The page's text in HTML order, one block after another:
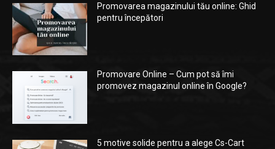
Promovarea magazinului tău online: Ghid
pentru începători
Promovare Online – Cum pot să îmi
promovez magazinul online în Google?
5 motive solide pentru a alege Cs-Cart